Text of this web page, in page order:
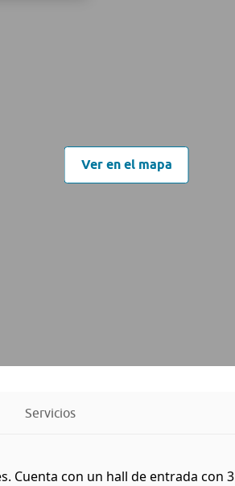
Ver en el mapa
Servicios
Cuenta con un hall de entrada con 3